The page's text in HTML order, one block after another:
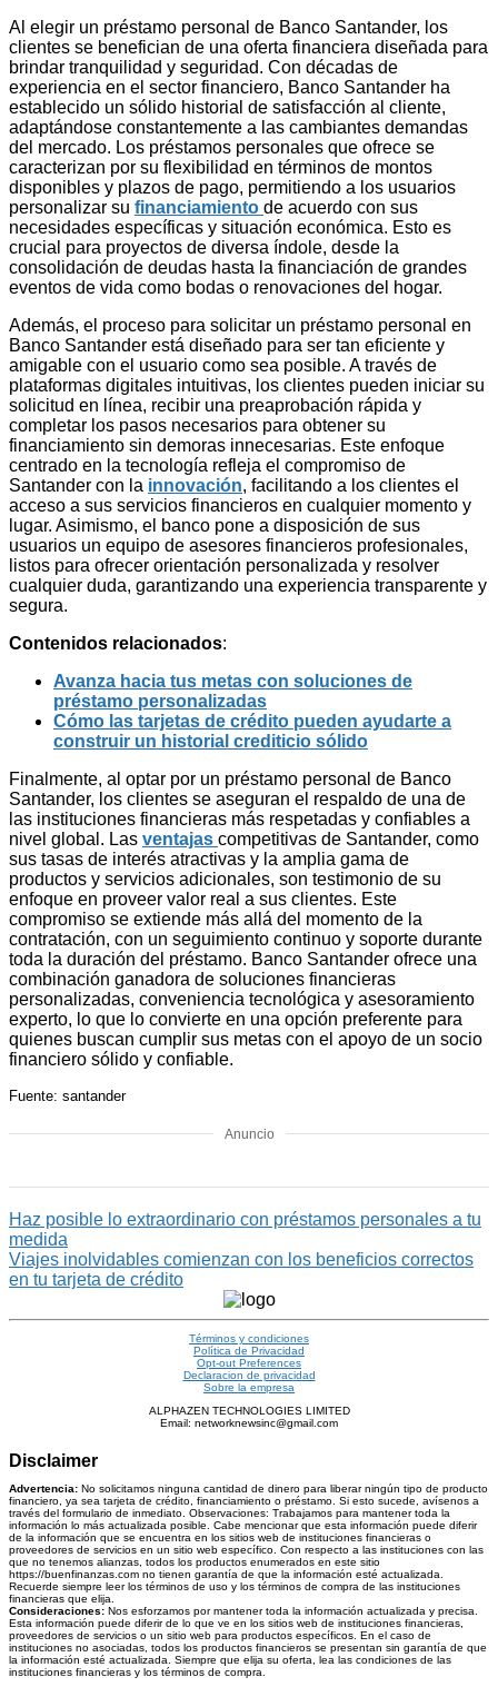
Al elegir un préstamo personal de Banco Santander, los
clientes se benefician de una oferta financiera diseñada para
brindar tranquilidad y seguridad. Con décadas de
experiencia en el sector financiero, Banco Santander ha
establecido un sólido historial de satisfacción al cliente,
adaptándose constantemente a las cambiantes demandas
del mercado. Los préstamos personales que ofrece se
caracterizan por su flexibilidad en términos de montos
disponibles y plazos de pago, permitiendo a los usuarios
personalizar su financiamiento de acuerdo con sus
necesidades específicas y situación económica. Esto es
crucial para proyectos de diversa índole, desde la
consolidación de deudas hasta la financiación de grandes
eventos de vida como bodas o renovaciones del hogar.
Además, el proceso para solicitar un préstamo personal en
Banco Santander está diseñado para ser tan eficiente y
amigable con el usuario como sea posible. A través de
plataformas digitales intuitivas, los clientes pueden iniciar su
solicitud en línea, recibir una preaprobación rápida y
completar los pasos necesarios para obtener su
financiamiento sin demoras innecesarias. Este enfoque
centrado en la tecnología refleja el compromiso de
Santander con la innovación, facilitando a los clientes el
acceso a sus servicios financieros en cualquier momento y
lugar. Asimismo, el banco pone a disposición de sus
usuarios un equipo de asesores financieros profesionales,
listos para ofrecer orientación personalizada y resolver
cualquier duda, garantizando una experiencia transparente y
segura.
Contenidos relacionados:
Avanza hacia tus metas con soluciones de
préstamo personalizadas
Cómo las tarjetas de crédito pueden ayudarte a
construir un historial crediticio sólido
Finalmente, al optar por un préstamo personal de Banco
Santander, los clientes se aseguran el respaldo de una de
las instituciones financieras más respetadas y confiables a
nivel global. Las ventajas competitivas de Santander, como
sus tasas de interés atractivas y la amplia gama de
productos y servicios adicionales, son testimonio de su
enfoque en proveer valor real a sus clientes. Este
compromiso se extiende más allá del momento de la
contratación, con un seguimiento continuo y soporte durante
toda la duración del préstamo. Banco Santander ofrece una
combinación ganadora de soluciones financieras
personalizadas, conveniencia tecnológica y asesoramiento
experto, lo que lo convierte en una opción preferente para
quienes buscan cumplir sus metas con el apoyo de un socio
financiero sólido y confiable.
Fuente: santander
Anuncio
Haz posible lo extraordinario con préstamos personales a tu
medida
Viajes inolvidables comienzan con los beneficios correctos
en tu tarjeta de crédito
Términos y condiciones
Política de Privacidad
Opt-out Preferences
Declaracion de privacidad
Sobre la empresa
ALPHAZEN TECHNOLOGIES LIMITED
Email: networknewsinc@gmail.com
Disclaimer
Advertencia: No solicitamos ninguna cantidad de dinero para liberar ningún tipo de producto
financiero, ya sea tarjeta de crédito, financiamiento o préstamo. Si esto sucede, avísenos a
través del formulario de inmediato. Observaciones: Trabajamos para mantener toda la
información lo más actualizada posible. Cabe mencionar que esta información puede diferir
de la información que se encuentra en los sitios web de instituciones financieras o
proveedores de servicios en un sitio web específico. Con respecto a las instituciones con las
que no tenemos alianzas, todos los productos enumerados en este sitio
https://buenfinanzas.com no tienen garantía de que la información esté actualizada.
Recuerde siempre leer los términos de uso y los términos de compra de las instituciones
financieras que elija.
Consideraciones: Nos esforzamos por mantener toda la información actualizada y precisa.
Esta información puede diferir de lo que ve en los sitios web de instituciones financieras,
proveedores de servicios o un sitio web para productos específicos. En el caso de
instituciones no asociadas, todos los productos financieros se presentan sin garantía de que
la información esté actualizada. Siempre que elija su oferta, lea las condiciones de las
instituciones financieras y los términos de compra.